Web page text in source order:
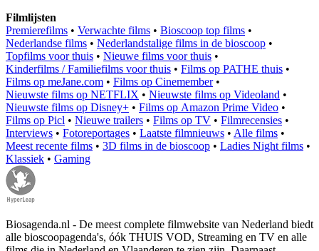
Filmlijsten
Premierefilms • Verwachte films • Bioscoop top films •
Nederlandse films • Nederlandstalige films in de bioscoop •
Topfilms voor thuis • Nieuwe films voor thuis •
Kinderfilms / Familiefilms voor thuis • Films op PATHE thuis •
Films op meJane.com • Films op Cinemember•
Nieuwste films op NETFLIX • Nieuwste films op Videoland •
Nieuwste films op Disney+ • Films op Amazon Prime Video •
Films op Picl • Nieuwe trailers • Films op TV • Filmrecensies •
Interviews • Fotoreportages • Laatste filmnieuws • Alle films •
Meest recente films • 3D films in de bioscoop • Ladies Night films •
Klassiek • Gaming
Biosagenda.nl - De meest complete filmwebsite van Nederland biedt
alle bioscoopagenda's, óók THUIS VOD, Streaming en TV en alle